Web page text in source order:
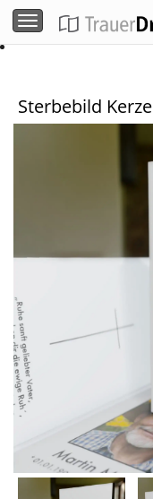
Menü umschalten
Sterbebild Kerze